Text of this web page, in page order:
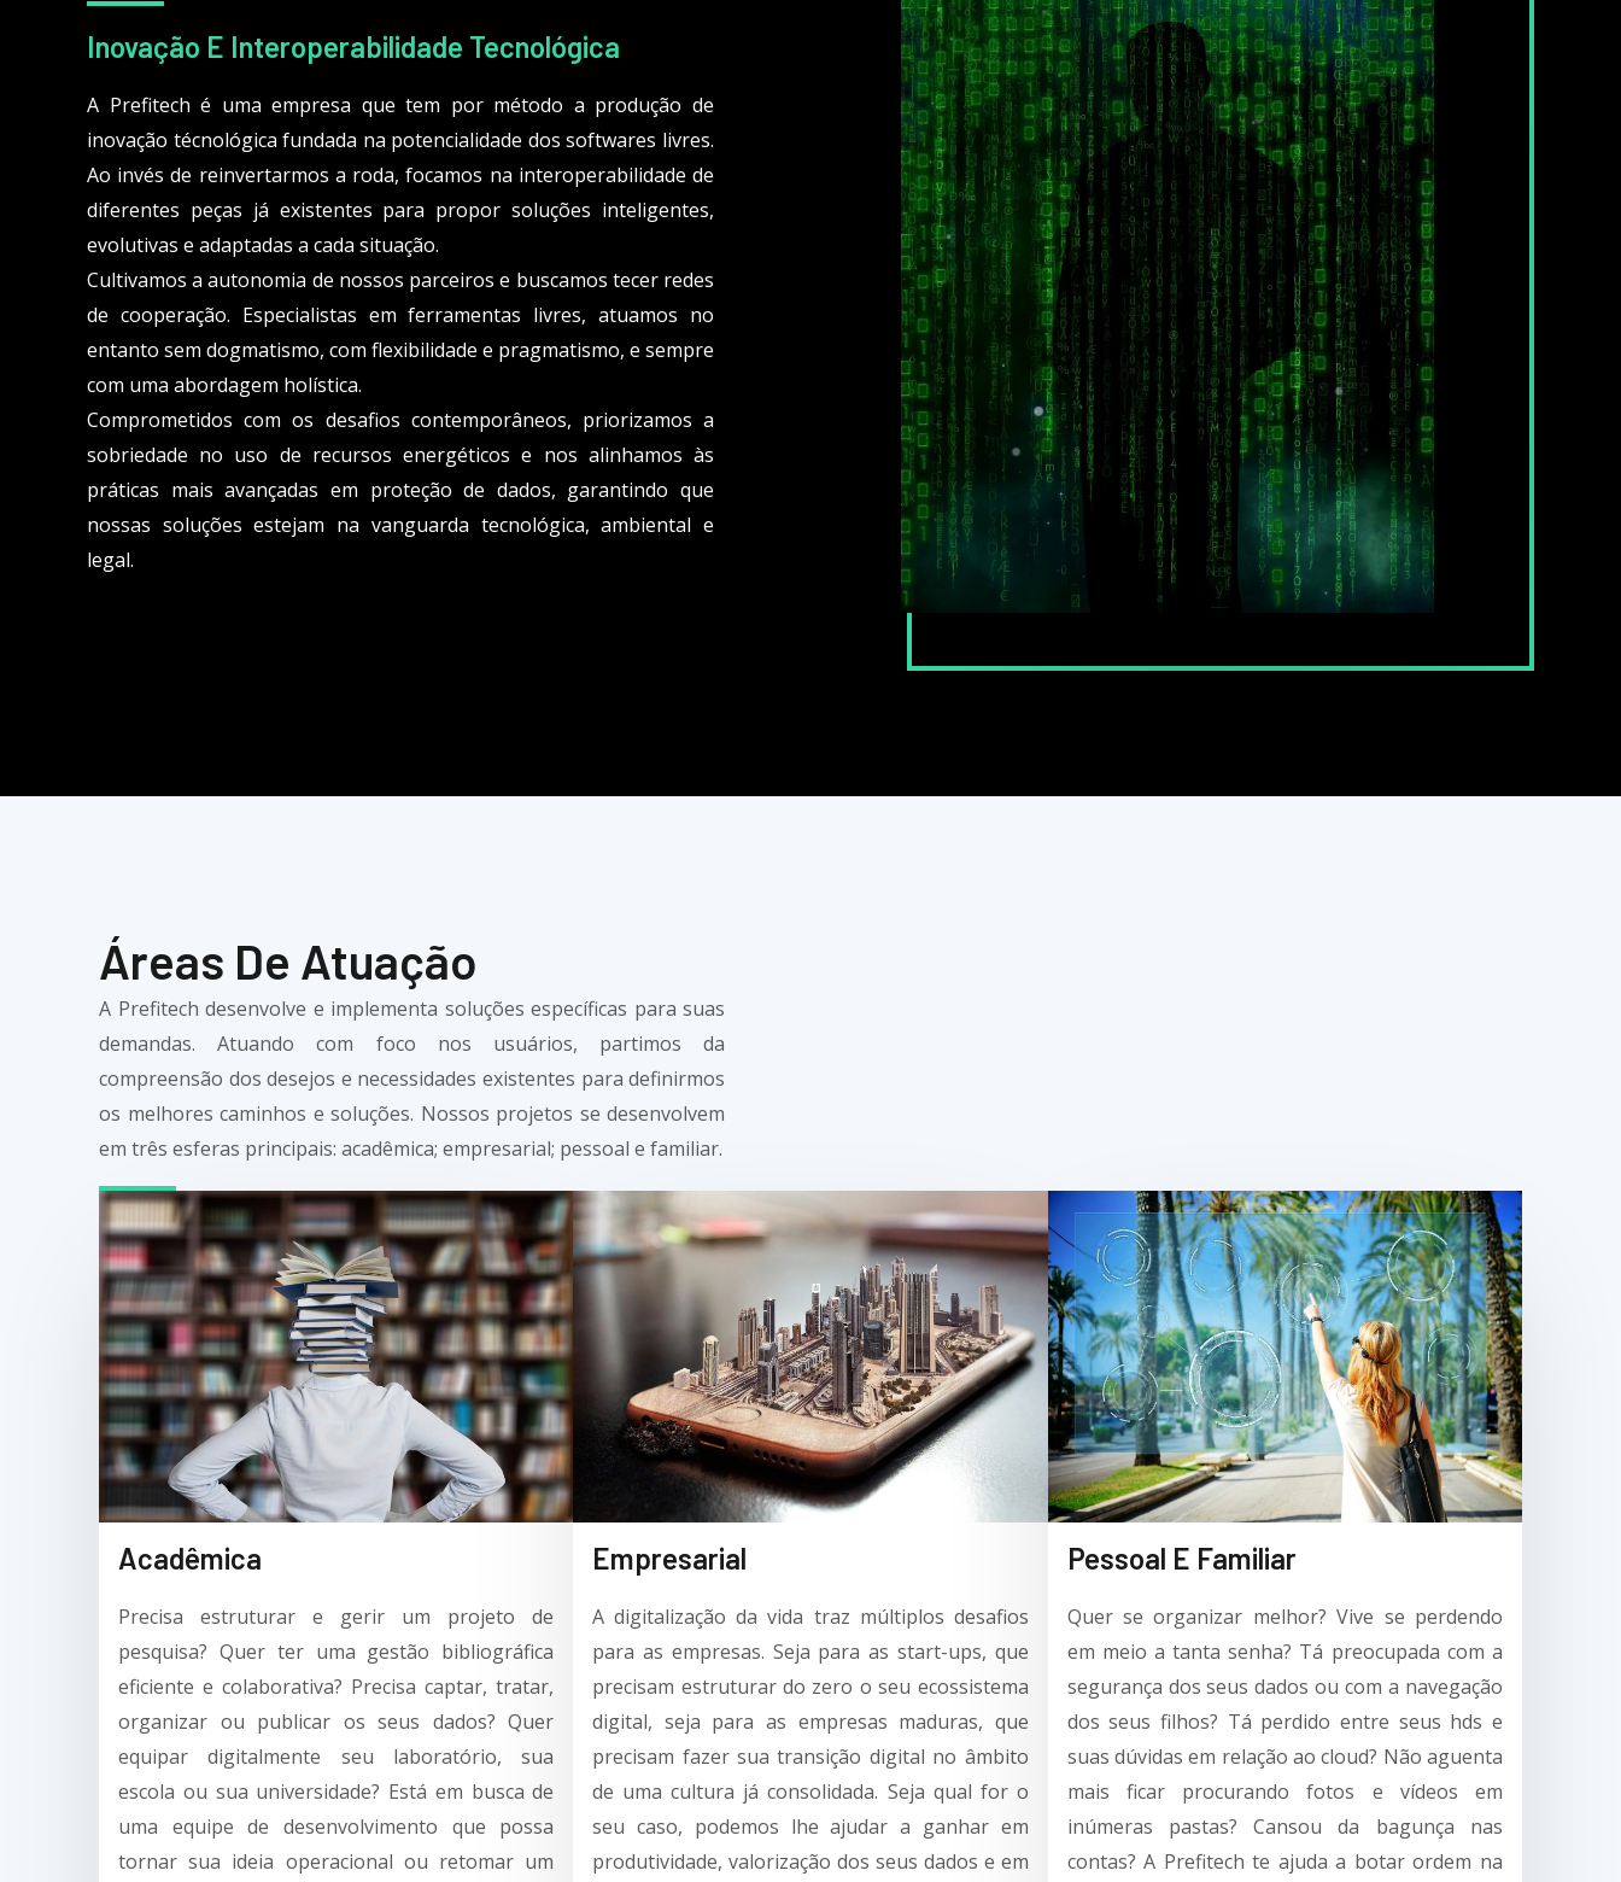
Inovação E Interoperabilidade Tecnológica
A Prefitech é uma empresa que tem por método a produção de
inovação técnológica fundada na potencialidade dos softwares livres.
Ao invés de reinvertarmos a roda, focamos na interoperabilidade de
diferentes peças já existentes para propor soluções inteligentes,
evolutivas e adaptadas a cada situação.
Cultivamos a autonomia de nossos parceiros e buscamos tecer redes
de cooperação. Especialistas em ferramentas livres, atuamos no
entanto sem dogmatismo, com flexibilidade e pragmatismo, e sempre
com uma abordagem holística.
Comprometidos com os desafios contemporâneos, priorizamos a
sobriedade no uso de recursos energéticos e nos alinhamos às
práticas mais avançadas em proteção de dados, garantindo que
nossas soluções estejam na vanguarda tecnológica, ambiental e
legal.
Áreas De Atuação
A Prefitech desenvolve e implementa soluções específicas para suas
demandas. Atuando com foco nos usuários, partimos da
compreensão dos desejos e necessidades existentes para definirmos
os melhores caminhos e soluções. Nossos projetos se desenvolvem
em três esferas principais: acadêmica; empresarial; pessoal e familiar.
Acadêmica
Precisa estruturar e gerir um projeto de
pesquisa? Quer ter uma gestão bibliográfica
eficiente e colaborativa? Precisa captar, tratar,
organizar ou publicar os seus dados? Quer
equipar digitalmente seu laboratório, sua
escola ou sua universidade? Está em busca de
uma equipe de desenvolvimento que possa
tornar sua ideia operacional ou retomar um
Empresarial
A digitalização da vida traz múltiplos desafios
para as empresas. Seja para as start-ups, que
precisam estruturar do zero o seu ecossistema
digital, seja para as empresas maduras, que
precisam fazer sua transição digital no âmbito
de uma cultura já consolidada. Seja qual for o
seu caso, podemos lhe ajudar a ganhar em
produtividade, valorização dos seus dados e em
Pessoal E Familiar
Quer se organizar melhor? Vive se perdendo
em meio a tanta senha? Tá preocupada com a
segurança dos seus dados ou com a navegação
dos seus filhos? Tá perdido entre seus hds e
suas dúvidas em relação ao cloud? Não aguenta
mais ficar procurando fotos e vídeos em
inúmeras pastas? Cansou da bagunça nas
contas? A Prefitech te ajuda a botar ordem na